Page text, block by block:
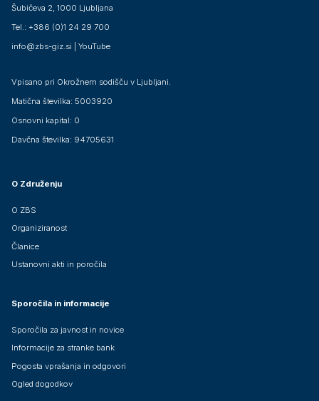
Šubičeva 2, 1000 Ljubljana
Tel.: +386 (0)1 24 29 700
info@zbs-giz.si
YouTube
Vpisano pri Okrožnem sodišču v Ljubljani.
Matična številka: 5003920
Osnovni kapital: 0
Davčna številka: 94705631
O Združenju
O ZBS
Organiziranost
Članice
Ustanovni akti in poročila
Sporočila in informacije
Sporočila za javnost in novice
Informacije za stranke bank
Pogosta vprašanja in odgovori
Ogled dogodkov